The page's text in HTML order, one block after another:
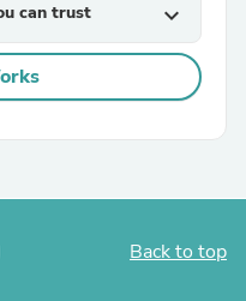
can trust expand_more
Back to top